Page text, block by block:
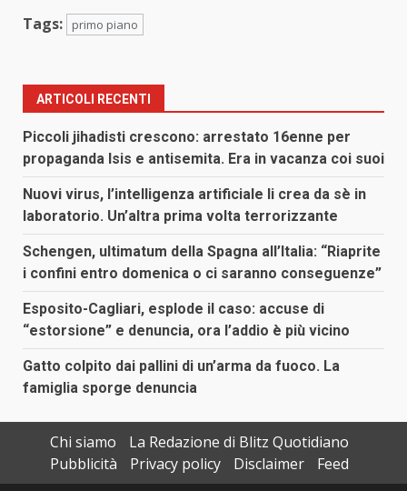
Tags: primo piano
ARTICOLI RECENTI
Piccoli jihadisti crescono: arrestato 16enne per
propaganda Isis e antisemita. Era in vacanza coi suoi
Nuovi virus, l’intelligenza artificiale li crea da sè in
laboratorio. Un’altra prima volta terrorizzante
Schengen, ultimatum della Spagna all’Italia: “Riaprite
i confini entro domenica o ci saranno conseguenze”
Esposito-Cagliari, esplode il caso: accuse di
“estorsione” e denuncia, ora l’addio è più vicino
Gatto colpito dai pallini di un’arma da fuoco. La
famiglia sporge denuncia
Chi siamo
La Redazione di Blitz Quotidiano
Pubblicità
Privacy policy Disclaimer Feed